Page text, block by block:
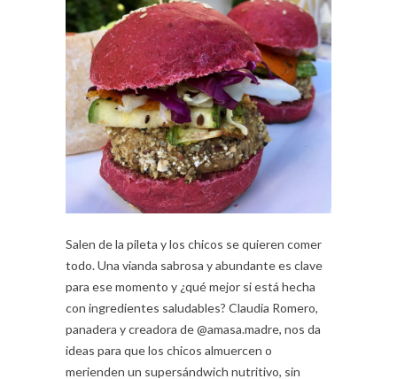
Salen de la pileta y los chicos se quieren comer
todo. Una vianda sabrosa y abundante es clave
para ese momento y ¿qué mejor si está hecha
con ingredientes saludables? Claudia Romero,
panadera y creadora de @amasa.madre, nos da
ideas para que los chicos almuercen o
merienden un supersándwich nutritivo, sin